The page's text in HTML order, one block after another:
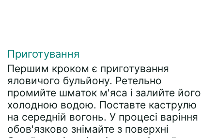
Приготування
Першим кроком є приготування
яловичого бульйону. Ретельно
промийте шматок м'яса і залийте його
холодною водою. Поставте каструлю
на середній вогонь. У процесі варіння
обов'язково знімайте з поверхні